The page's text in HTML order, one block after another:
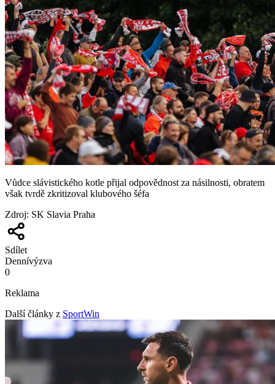
Vůdce slávistického kotle přijal odpovědnost za násilnosti, obratem
však tvrdě zkritizoval klubového šéfa
Zdroj: SK Slavia Praha
Sdílet
Dennívýzva
0
Reklama
Další články z SportWin